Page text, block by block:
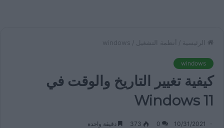
الرئيسية / أنظمة التشغيل /
windows
windows
كيفية تغيير التاريخ والوقت في
Windows 11
10/31/2021
0
373 دقيقة واحدة